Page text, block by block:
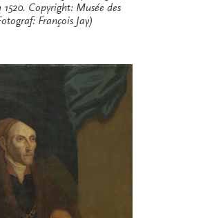
Copyright: Musée des
François Jay)